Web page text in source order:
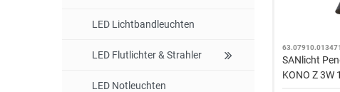
LED Lichtbandleuchten
LED Flutlichter & Strahler
LED Notleuchten
63.07910.013471
SANlicht
KONO Z 3W